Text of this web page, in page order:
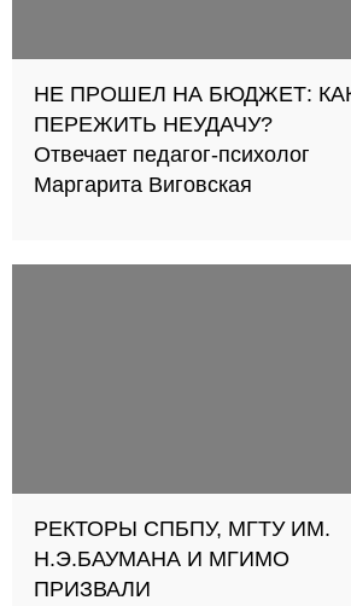
НЕ ПРОШЕЛ НА БЮДЖЕТ:
ПЕРЕЖИТЬ НЕУДАЧУ?
Отвечает педагог-психолог
Маргарита Виговская
РЕКТОРЫ СПБПУ, МГТУ ИМ.
Н.Э.БАУМАНА И МГИМО
ПРИЗВАЛИ